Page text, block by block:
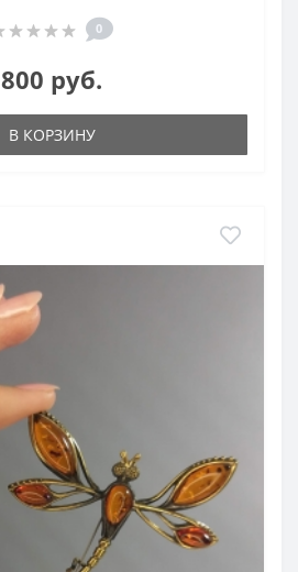
0
800 руб.
В КОРЗИНУ